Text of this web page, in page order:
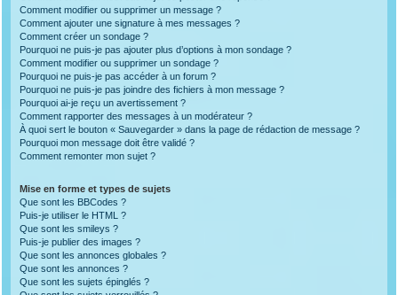
Comment modifier ou supprimer un message ?
Comment ajouter une signature à mes messages ?
Comment créer un sondage ?
Pourquoi ne puis-je pas ajouter plus d’options à mon sondage ?
Comment modifier ou supprimer un sondage ?
Pourquoi ne puis-je pas accéder à un forum ?
Pourquoi ne puis-je pas joindre des fichiers à mon message ?
Pourquoi ai-je reçu un avertissement ?
Comment rapporter des messages à un modérateur ?
À quoi sert le bouton « Sauvegarder » dans la page de rédaction de message ?
Pourquoi mon message doit être validé ?
Comment remonter mon sujet ?
Mise en forme et types de sujets
Que sont les BBCodes ?
Puis-je utiliser le HTML ?
Que sont les smileys ?
Puis-je publier des images ?
Que sont les annonces globales ?
Que sont les annonces ?
Que sont les sujets épinglés ?